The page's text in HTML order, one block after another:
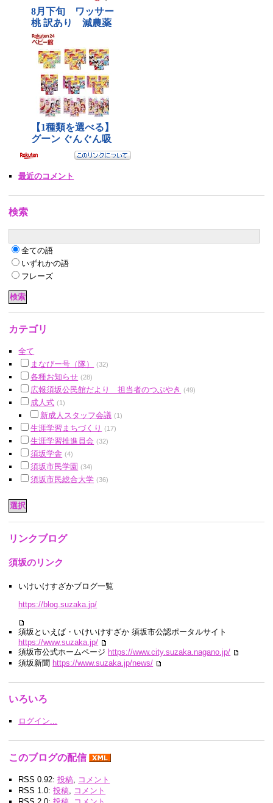
最近のコメント
検索
全ての語
いずれかの語
フレーズ
カテゴリ
全て
まなびー号（隊）
(32)
各種お知らせ (28)
広報須坂公民館だより 担当者のつぶやき (49)
成人式 (1)
新成人スタッフ会議 (1)
生涯学習まちづくり (17)
生涯学習推進員会 (32)
須坂学舎 (4)
須坂市民学園 (34)
須坂市民総合大学 (36)
リンクブログ
須坂のリンク
いけいけすざかブログ一覧
https://blog.suzaka.jp/
須坂といえば・いけいけすざか 須坂市公認ポータルサイト
https://www.suzaka.jp/
須坂市公式ホームページ https://www.city.suzaka.nagano.jp/
須坂新聞 https://www.suzaka.jp/news/
いろいろ
ログイン...
このブログの配信
RSS 0.92:投稿
コメント
RSS 1.0:投稿
コメント